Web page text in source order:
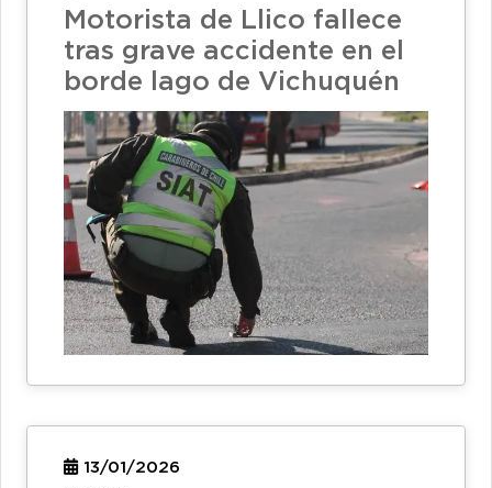
Motorista de Llico fallece
tras grave accidente en el
borde lago de Vichuquén
13/01/2026